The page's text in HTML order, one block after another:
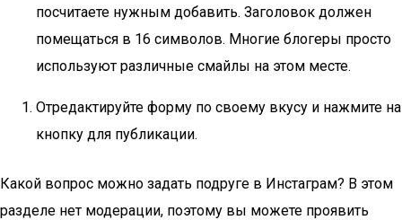
посчитаете нужным добавить. Заголовок должен
помещаться в 16 символов. Многие блогеры просто
используют различные смайлы на этом месте.
Отредактируйте форму по своему вкусу и нажмите на
кнопку для публикации.
Какой вопрос можно задать подруге в Инстаграм? В этом
разделе нет модерации, поэтому вы можете проявить